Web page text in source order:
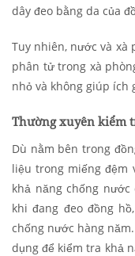
dây đeo bằng da của
Tuy nhiên, nước và xà
phân tử trong xà
nhỏ và không giúp ích
Thường xuyên kiểm
Dù nằm bên trong
liệu trong miếng đệm
khả năng chống
khi đang đeo đồng
chống nước hàng
dụng để kiểm tra khả